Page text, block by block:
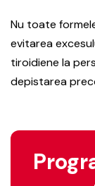
Nu toate
evitarea
tiroidiene la
depistarea